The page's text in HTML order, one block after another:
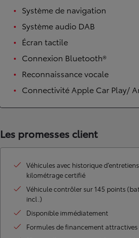
Système de navigation
Système audio DAB
Écran tactile
Connexion Bluetooth®
Reconnaissance vocale
Connectivité Apple Car Play/
Les promesses client
Véhicules avec historique
kilométrage certifié
Véhicule contrôler sur 145 points
incl.)
Disponible immédiatement
Formules de financement attractives